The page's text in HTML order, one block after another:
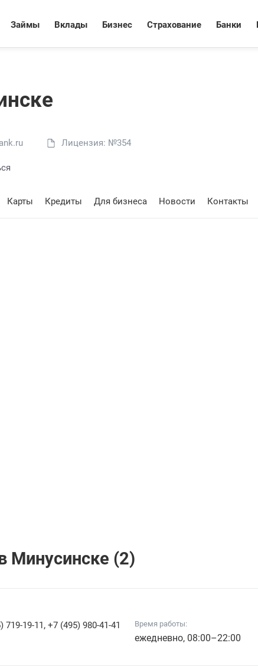
Займы Вклады Бизнес Страхование Банки
Лицензия: №354
Карты Кредиты Для бизнеса Новости Контакты
Минусинске (2)
719-19-11, +7 (495) 980-41-41 Время работы:
ежедневно, 08:00–22:00